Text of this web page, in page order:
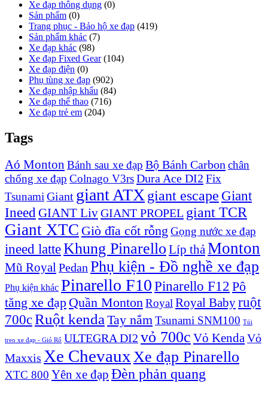
Xe đạp thông dụng (0)
Sản phẩm (0)
Trang phục - Bảo hộ xe đạp (419)
Sản phẩm khác (7)
Xe đạp khác (98)
Xe đạp Fixed Gear (104)
Xe đạp điện (0)
Phụ tùng xe đạp (902)
Xe đạp nhập khẩu (84)
Xe đạp thể thao (716)
Xe đạp trẻ em (204)
Tags
Aó Monton Bánh sau xe đạp Bộ Bánh Carbon chân
chống xe đạp Colnago V3rsDura Ace DI2 Fix
Tsunami Giant giant ATX giant escape Giant
Ineed GIANT LivGIANT PROPEL giant TCR
Giant XTC Giò đĩa cốt rỗng Gọng nước xe đạp
ineed latteKhung Pinarello Líp thảMonton
Mũ Royal Pedan Phụ kiện - Đồ nghề xe đạp
Phụ kiện khác Pinarello F10Pinarello F12 Pô
tăng xe đạp Quần MontonRoyal Royal Babyruột
700cRuột kendaTay nắmTsunami SNM100 Túi
treo xe đạp - Giỏ Rổ ULTEGRA DI2 vỏ 700c Vỏ KendaVỏ
Maxxis Xe ChevauxXe đạp Pinarello
XTC 800 Yên xe đạp Đèn phản quang